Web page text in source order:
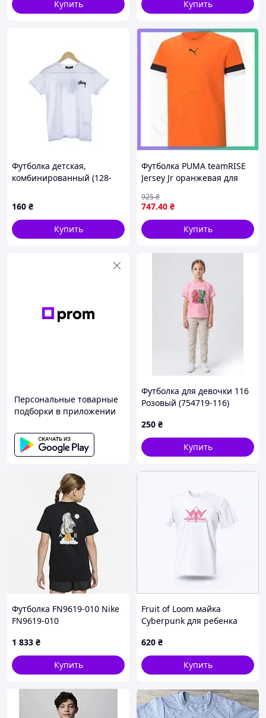
Купить Купить
Футболка детская,
комбинированный (128-
P167135
160 ₴
Купить
Футболка PUMA teamRISE
Jersey Jr оранжевая для
футболка для футбола
SKU_704938-08
747.40 ₴
925₴
Купить
Персональные товарные
подборки в приложении
Футболка для девочки 116
Розовый (754719-116)
250 ₴
Купить
Футболка FN9619-010 Nike
FN9619-010
1 833 ₴
Купить
Fruit of Loom майка
Cyberpunk для ребенка
620 ₴
Купить